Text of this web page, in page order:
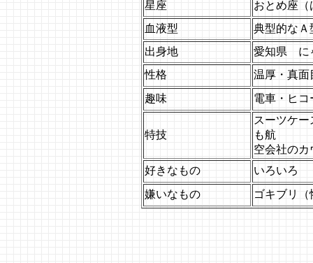
星座
おとめ座
血液型
典型的なＡ
出身地
愛知県 に
性格
温厚・真
趣味
電車・ヒコ
特技
スーツケー
も航
空会社の
好きなもの
いろいろ
嫌いなもの
ゴキブリ